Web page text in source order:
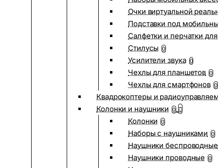
Очки виртуальной
Подставки под
Салфетки и перчатки
Стилусы 0
Усилители звука 0
Чехлы для планшетов 0
Чехлы для смартфонов 0
Квадрокоптеры и
Колонки и наушники 0
Колонки 0
Наборы с наушниками 0
Наушники беспроводные
Наушники проводные 0